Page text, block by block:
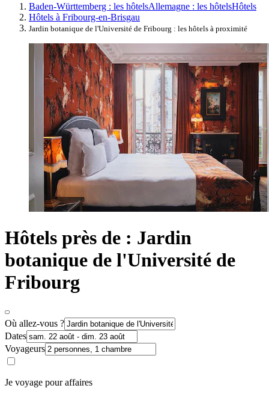
Baden-Württemberg : les hôtelsAllemagne : les hôtelsHôtels
Hôtels à Fribourg-en-Brisgau
Jardin botanique de l'Université de Fribourg : les hôtels à proximité
Hôtels près de : Jardin
botanique de l'Université de
Fribourg
Où allez-vous ?
Dates
Voyageurs
Je voyage pour affaires